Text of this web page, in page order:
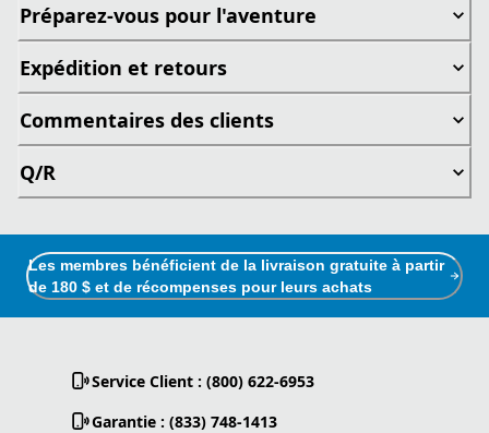
Préparez-vous pour l'aventure
Expédition et retours
Commentaires des clients
Q/R
Les membres bénéficient de la livraison gratuite à partir
de 180 $ et de récompenses pour leurs achats
Service Client : (800) 622-6953
Garantie : (833) 748-1413